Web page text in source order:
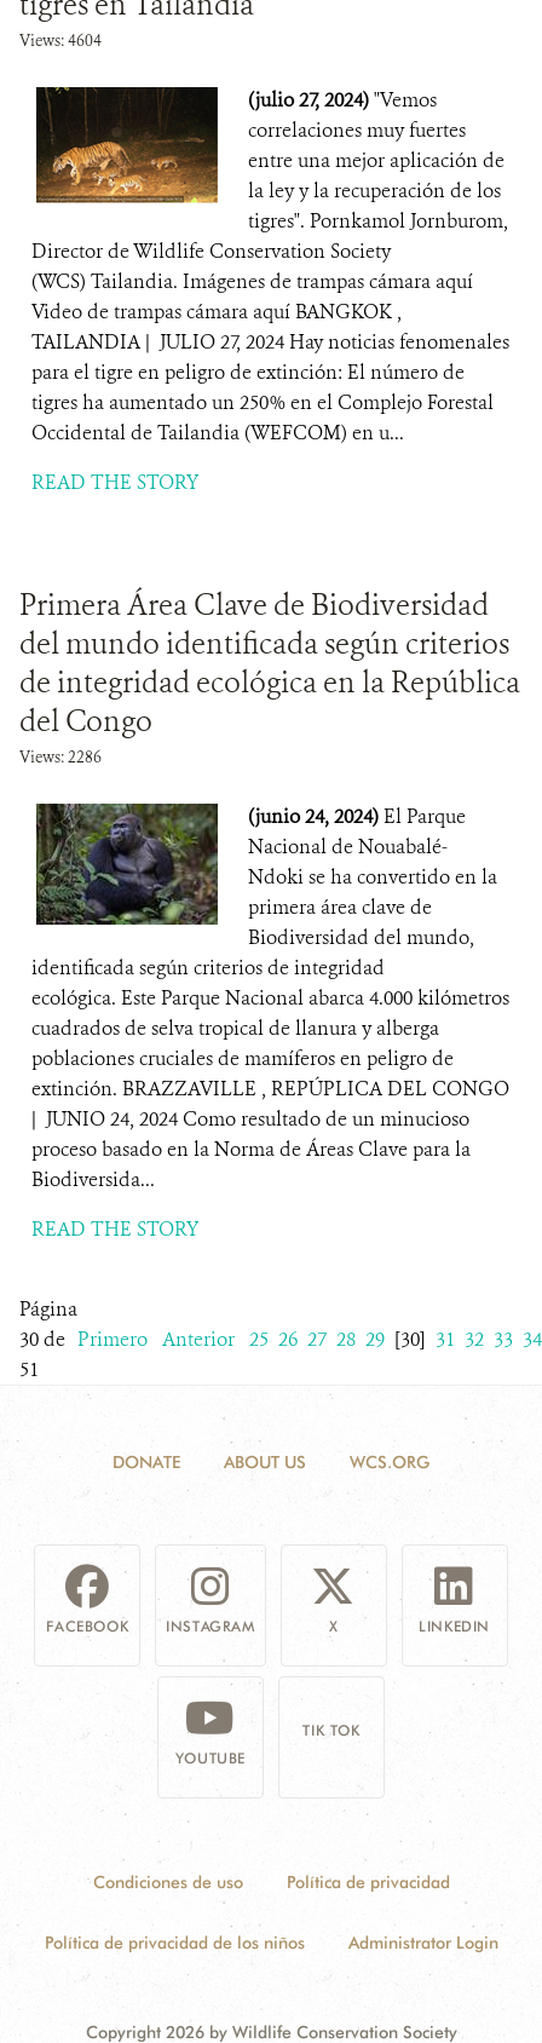
Views: 4604
(julio 27, 2024)"Vemos
correlaciones muy fuertes
entre una mejor aplicación de
la ley y la recuperación de los
tigres". Pornkamol Jornburom,
Director de Wildlife Conservation Society
(WCS) Tailandia. Imágenes de trampas cámara aquí
Video de trampas cámara aquí BANGKOK ,
TAILANDIA | JULIO 27, 2024 Hay noticias fenomenales
para el tigre en peligro de extinción: El número de
tigres ha aumentado un 250% en el Complejo Forestal
Occidental de Tailandia (WEFCOM) en u...
READ THE STORY
Primera Área Clave de Biodiversidad
del mundo identificada según criterios
de integridad ecológica en la República
del Congo
Views: 2286
(junio 24, 2024)El Parque
Nacional de Nouabalé-
Ndoki se ha convertido en la
primera área clave de
Biodiversidad del mundo,
identificada según criterios de integridad
ecológica. Este Parque Nacional abarca 4.000 kilómetros
cuadrados de selva tropical de llanura y alberga
poblaciones cruciales de mamíferos en peligro de
extinción. BRAZZAVILLE , REPÚPLICA DEL CONGO
| JUNIO 24, 2024 Como resultado de un minucioso
proceso basado en la Norma de Áreas Clave para la
Biodiversida...
READ THE STORY
Página
30 de
51
Primero Anterior 25 26 27 28 29 [30] 31 32 33 34
DONATE ABOUT US WCS.ORG
FACEBOOK INSTAGRAM X LINKEDIN
YOUTUBE
TIK TOK
Condiciones de uso Política de privacidad
Política de privacidad de los niños Administrator Login
Copyright 2026 by Wildlife Conservation Society